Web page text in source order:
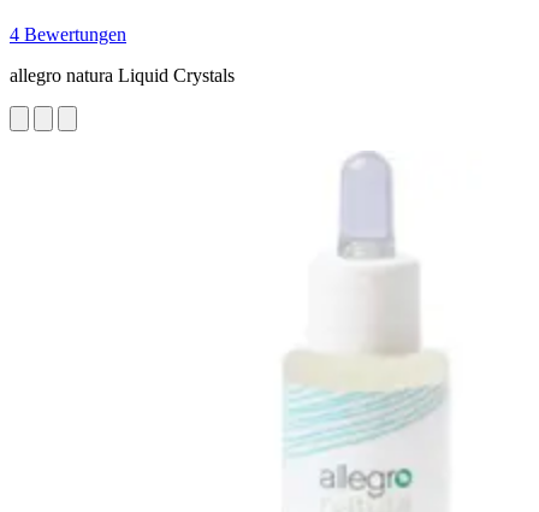
4 Bewertungen
allegro natura Liquid Crystals